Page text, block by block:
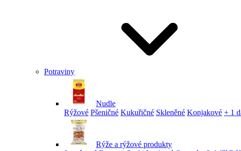
Potraviny
Nudle
Rýžové Pšeničné Kukuřičné Skleněné Konjakové + 1
Rýže a rýžové produkty